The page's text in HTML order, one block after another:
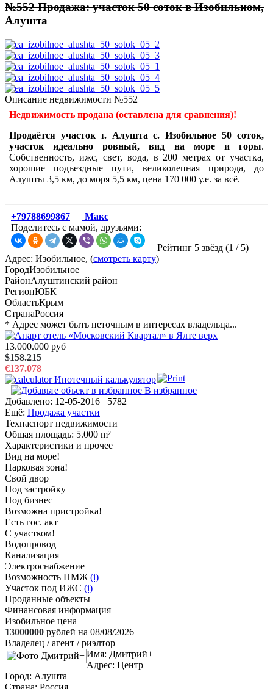
№552 Продажа: участок 50 соток в Изобильном,
Алушта
Описание недвижимости №552
Недвижимость продана (оставлена для сравнения)!
Продаётся участок г. Алушта с. Изобильное 50 соток,
участок идеально ровный, вид на море и горы.
Собственность, ижс, свет, вода, в 200 метрах от участка,
хорошие подъездные пути, великолепная природа, до
Алушты 3,5 км, до моря 5,5 км, цена 170 000 у.е. за всё.
+79788699867
Макс
Поделитесь с мамой, друзьями:
Рейтинг 5 звёзд (1 / 5)
Адрес: Изобильное, (смотреть карту)
ГородИзобильное
РайонАлуштинский район
РегионЮБК
ОбластьКрым
СтранаРоссия
* Адрес может быть неточным в интересах владельца...
13.000.000 руб
$158.215
€137.078
Ипотечный калькулятор
В избранное
Добавлено: 12-05-2016 5782
Ещё: Продажа участки
Техпаспорт недвижимости
Общая площадь: 5.000 m²
Характеристики и прочее
Вид на море!
Парковая зона!
Свой двор
Под застройку
Под бизнес
Возможна пристройка!
Есть гос. акт
С участком!
Водопровод
Канализация
Электроснабжение
Возможность ПМЖ (i)
Участок под ИЖС (i)
Проданные объекты
Финансовая информация
Изобильное цена
13000000 рублей на 08/08/2026
Владелец / агент / риэлтор
Имя: Дмитрий+
Адрес: Центр
Город: Алушта
Страна: Россия